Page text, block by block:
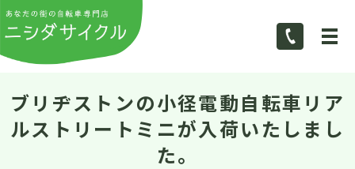
ブリヂストンの小径電動自転車リア
ルストリートミニが入荷いたしまし
た。